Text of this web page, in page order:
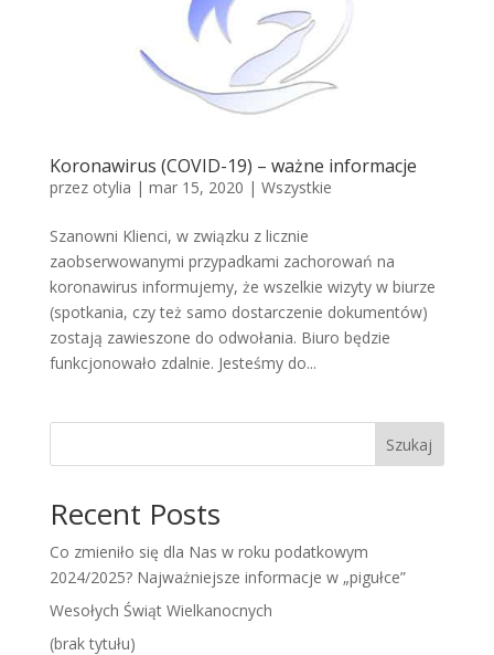
Koronawirus (COVID-19) – ważne informacje
przez otylia | mar 15, 2020 | Wszystkie
Szanowni Klienci, w związku z licznie
zaobserwowanymi przypadkami zachorowań na
koronawirus informujemy, że wszelkie wizyty w biurze
(spotkania, czy też samo dostarczenie dokumentów)
zostają zawieszone do odwołania. Biuro będzie
funkcjonowało zdalnie. Jesteśmy do...
Szukaj
Recent Posts
Co zmieniło się dla Nas w roku podatkowym
2024/2025? Najważniejsze informacje w „pigułce”
Wesołych Świąt Wielkanocnych
(brak tytułu)